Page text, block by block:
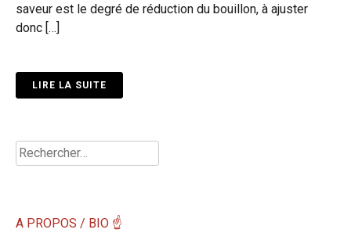
saveur est le degré de réduction du bouillon, à ajuster
donc […]
LIRE LA SUITE
Rechercher :
A PROPOS / BIO ☝